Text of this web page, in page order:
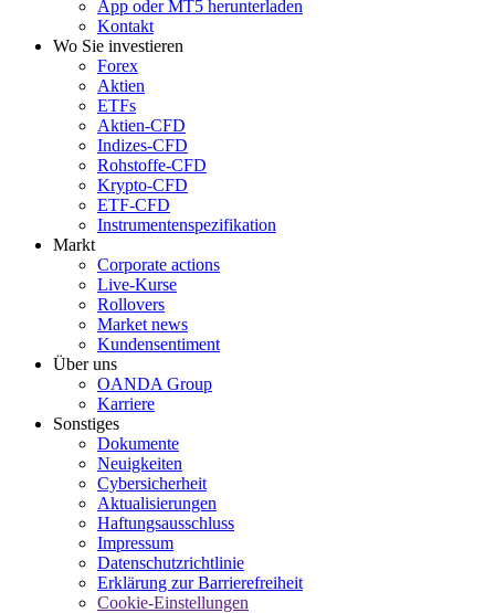
App oder MT5 herunterladen
Kontakt
Wo Sie investieren
Forex
Aktien
ETFs
Aktien-CFD
Indizes-CFD
Rohstoffe-CFD
Krypto-CFD
ETF-CFD
Instrumentenspezifikation
Markt
Corporate actions
Live-Kurse
Rollovers
Market news
Kundensentiment
Über uns
OANDA Group
Karriere
Sonstiges
Dokumente
Neuigkeiten
Cybersicherheit
Aktualisierungen
Haftungsausschluss
Impressum
Datenschutzrichtlinie
Erklärung zur Barrierefreiheit
Cookie-Einstellungen